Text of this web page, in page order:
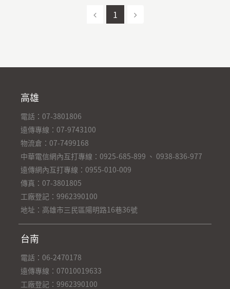
1
高雄
電話：07-3801806
遠傳專線：07-9743100
物流倉：07-7499168
中華電信網內互打專線：0925-685-899 、 0938-836-977
遠傳網內互打專線：0955-010-009
傳真：07-3801805
工廠登記：9962390100
地址：高雄市三民區陽明路16巷36號
台南
電話：06-2470178
遠傳專線：07010019633
工廠登記：9962390100